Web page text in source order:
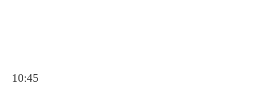
10:45